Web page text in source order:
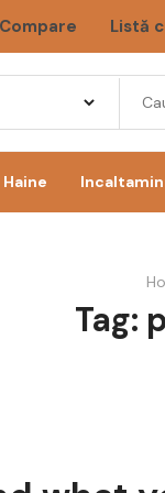
Compare Listă
Haine
Tag: